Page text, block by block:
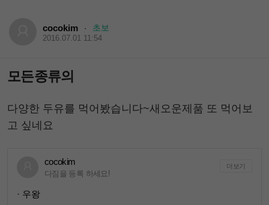
cocokim · 초보
2016.07.01 11:54
모든종류의
다양한 두유를 먹어봤습니다~새오운제품 또 먹어보
고 싶네요
cocokim
다짐을 등록 하세요!
더보기
· 우왕